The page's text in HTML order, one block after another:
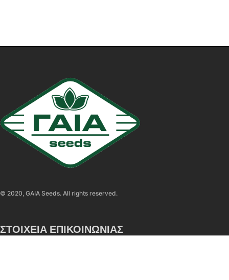
© 2020, GAIA Seeds. All rights reserved.
ΣΤΟΙΧΕΙΑ ΕΠΙΚΟΙΝΩΝΙΑΣ